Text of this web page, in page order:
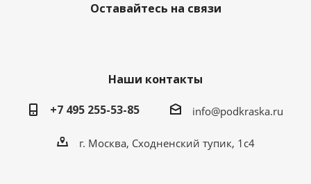
Оставайтесь на связи
Наши контакты
+7 495 255-53-85
info@podkraska.ru
г. Москва, Сходненский тупик, 1с4